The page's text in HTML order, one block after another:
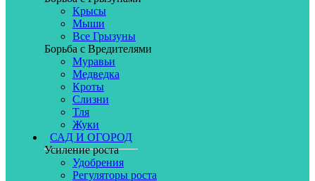
Крысы
Мыши
Все Грызуны
Борьба с Вредителями
Муравьи
Медведка
Кроты
Слизни
Тля
Жуки
САД И ОГОРОД
Усиление роста
Удобрения
Регуляторы роста